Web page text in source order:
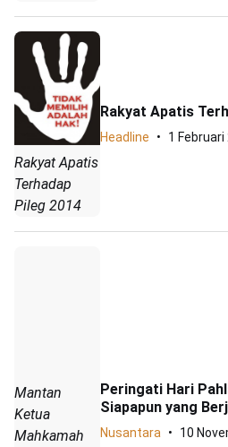
Rakyat Apatis
Terhadap
Pileg 2014
Rakyat Apatis
Headline 1 Februari
Mantan
Ketua
Mahkamah
Peringati Hari
Siapapun yang
Nusantara 10